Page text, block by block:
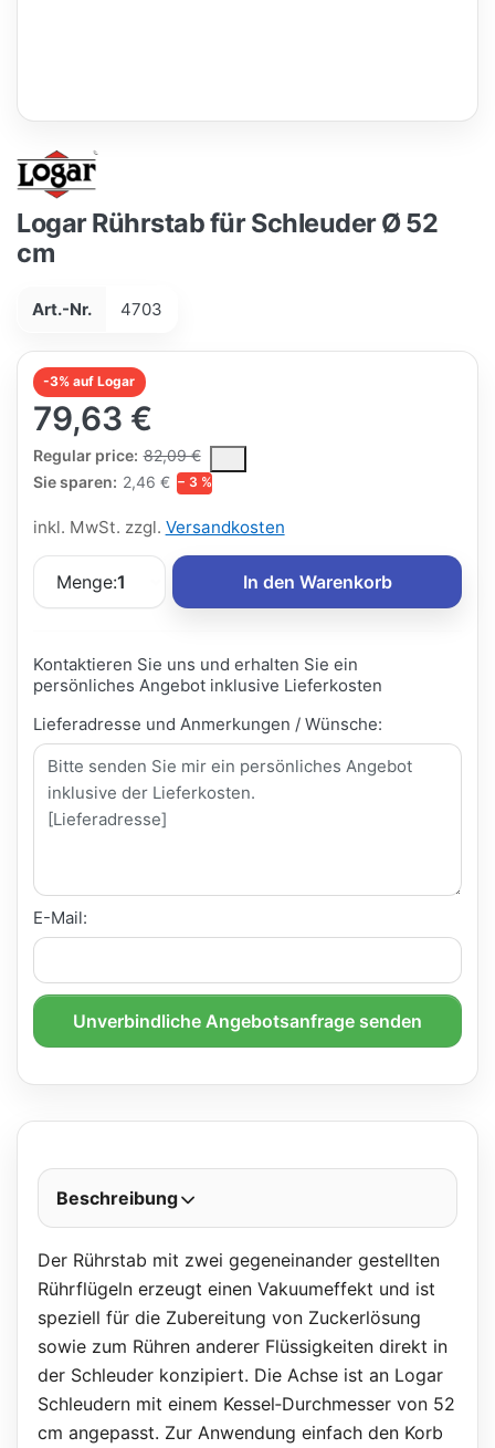
Logar Rührstab für Schleuder Ø 52
cm
Art.-Nr. 4703
-3% auf Logar
79,63 €
Regular price: 82,09 €
The Regular Price is the median selling price paid by
Sie sparen: 2,46 € − 3 %
inkl. MwSt. zzgl. Versandkosten
Menge:1 In den Warenkorb
Kontaktieren Sie uns und erhalten Sie ein
persönliches Angebot inklusive Lieferkosten
Lieferadresse und Anmerkungen / Wünsche:
E-Mail:
Unverbindliche Angebotsanfrage senden
Beschreibung
Der Rührstab mit zwei gegeneinander gestellten
Rührflügeln erzeugt einen Vakuumeffekt und ist
speziell für die Zubereitung von Zuckerlösung
sowie zum Rühren anderer Flüssigkeiten direkt in
der Schleuder konzipiert. Die Achse ist an Logar
Schleudern mit einem Kessel‑Durchmesser von 52
cm angepasst. Zur Anwendung einfach den Korb